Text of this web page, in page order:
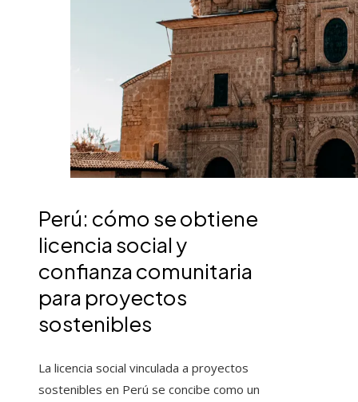
Perú: cómo se obtiene
licencia social y
confianza comunitaria
para proyectos
sostenibles
La licencia social vinculada a proyectos
sostenibles en Perú se concibe como un